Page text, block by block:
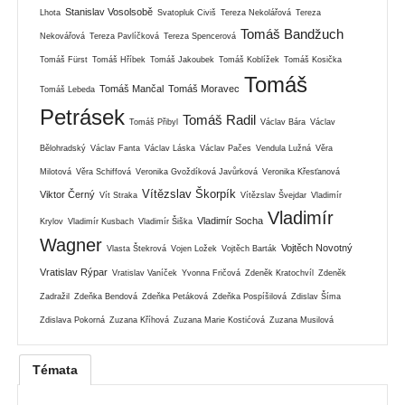
Lhota Stanislav Vosolsobě Svatopluk Civiš Tereza Nekolářová Tereza
Nekovářová Tereza Pavlíčková Tereza Spencerová Tomáš Bandžuch
Tomáš Fürst Tomáš Hříbek Tomáš Jakoubek Tomáš Koblížek Tomáš Kosička
Tomáš Lebeda Tomáš Mančal Tomáš Moravec Tomáš
Petrásek Tomáš Přibyl Tomáš Radil Václav Bára Václav
Bělohradský Václav Fanta Václav Láska Václav Pačes Vendula Lužná Věra
Milotová Věra Schiffová Veronika Gvoždíková Javůrková Veronika Křesťanová
Viktor Černý Vít Straka Vítězslav Škorpík Vítězslav Švejdar Vladimír
Krylov Vladimír Kusbach Vladimír Šiška Vladimír Socha Vladimír
Wagner Vlasta Štekrová Vojen Ložek Vojtěch Barták Vojtěch Novotný
Vratislav Rýpar Vratislav Vaníček Yvonna Fričová Zdeněk Kratochvíl Zdeněk
Zadražil Zdeňka Bendová Zdeňka Petáková Zdeňka Pospíšilová Zdislav Šíma
Zdislava Pokorná Zuzana Kříhová Zuzana Marie Kostićová Zuzana Musilová
Témata